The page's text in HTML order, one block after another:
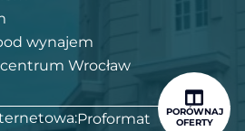
PORÓWNAJ
OFERTY
wynajem
Wrocław
Proformat